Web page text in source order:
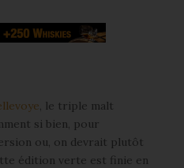
, le triple malt
si bien, pour
ou, on devrait plutôt
édition verte est finie en